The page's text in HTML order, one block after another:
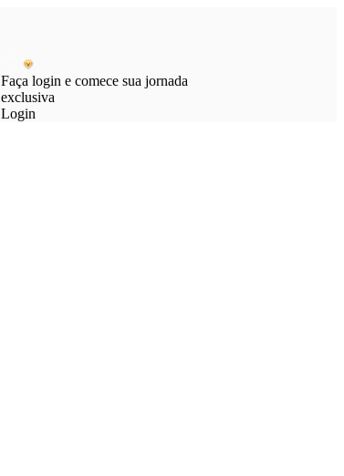
Faça login e comece sua jornada
exclusiva
Login